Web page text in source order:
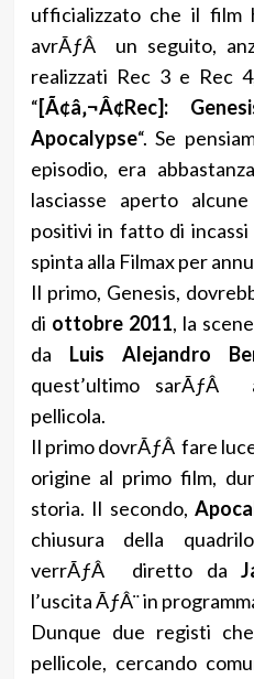
ufficializzato che il film
avrÃƒÂ un seguito,
realizzati Rec 3 e Rec
“[Ã¢â‚¬Â¢Rec]:
Apocalypse“. Se
episodio, era
lasciasse aperto
positivi in fatto di
spinta alla Filmax per
Il primo, Genesis,
di ottobre 2011, la
da Luis Alejandro
quest’ultimo sarÃƒÂ
pellicola.
Il primo dovrÃƒÂ fare
origine al primo film,
storia. Il secondo,
chiusura della
verrÃƒÂ diretto da
l’uscita ÃƒÂ¨ in
Dunque due registi
pellicole, cercando